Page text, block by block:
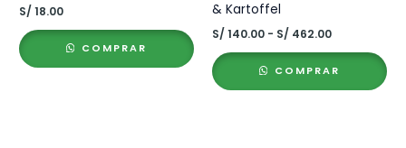
S/ 18.00
COMPRAR
& Kartoffel
S/ 140.00 - S/ 462.00Rango
precios:
desde
S/ 140.00
COMPRAR